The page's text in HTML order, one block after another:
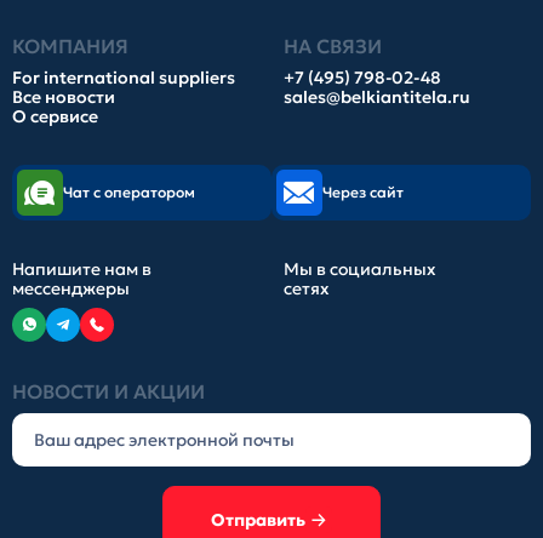
КОМПАНИЯ
For international suppliers
Все новости
О сервисе
НА СВЯЗИ
+7 (495) 798-02-48
sales@belkiantitela.ru
НОВОСТИ И АКЦИИ
Отправить
Чат с оператором Через сайт
Напишите нам в
мессенджеры
Мы в социальных
сетях